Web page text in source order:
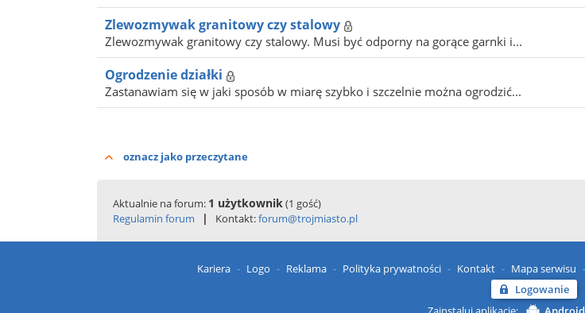
Zlewozmywak granitowy czy stalowy
Zlewozmywak granitowy czy stalowy. Musi być odporny na gorące garnki i...
Ogrodzenie działki
Zastanawiam się w jaki sposób w miarę szybko i szczelnie można ogrodzić...
oznacz jako przeczytane
Aktualnie na forum: 1 użytkownik(1 gość)
Regulamin forum
| Kontakt:forum@trojmiasto.pl
Kariera Logo Reklama Polityka prywatności Kontakt Mapa serwisu
Logowanie